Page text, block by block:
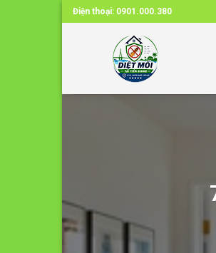
Skip
to
Điện thoại: 0901.000.380